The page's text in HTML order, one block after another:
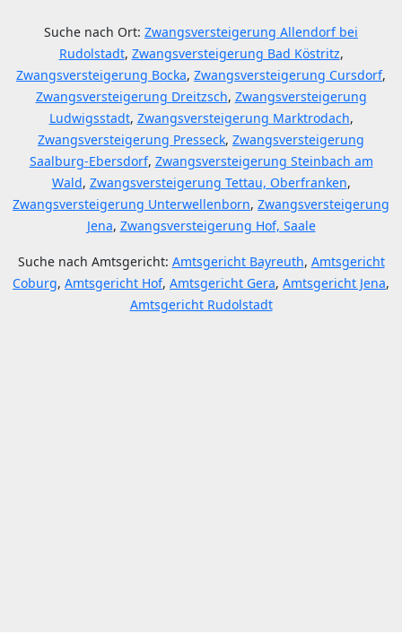
Suche nach Ort: Zwangsversteigerung Allendorf bei
Rudolstadt, Zwangsversteigerung Bad Köstritz,
Zwangsversteigerung Bocka, Zwangsversteigerung Cursdorf,
Zwangsversteigerung Dreitzsch, Zwangsversteigerung
Ludwigsstadt, Zwangsversteigerung Marktrodach,
Zwangsversteigerung Presseck, Zwangsversteigerung
Saalburg-Ebersdorf, Zwangsversteigerung Steinbach am
Wald, Zwangsversteigerung Tettau, Oberfranken,
Zwangsversteigerung Unterwellenborn, Zwangsversteigerung
Jena, Zwangsversteigerung Hof, Saale
Suche nach Amtsgericht: Amtsgericht Bayreuth, Amtsgericht
Coburg, Amtsgericht Hof, Amtsgericht Gera, Amtsgericht Jena,
Amtsgericht Rudolstadt